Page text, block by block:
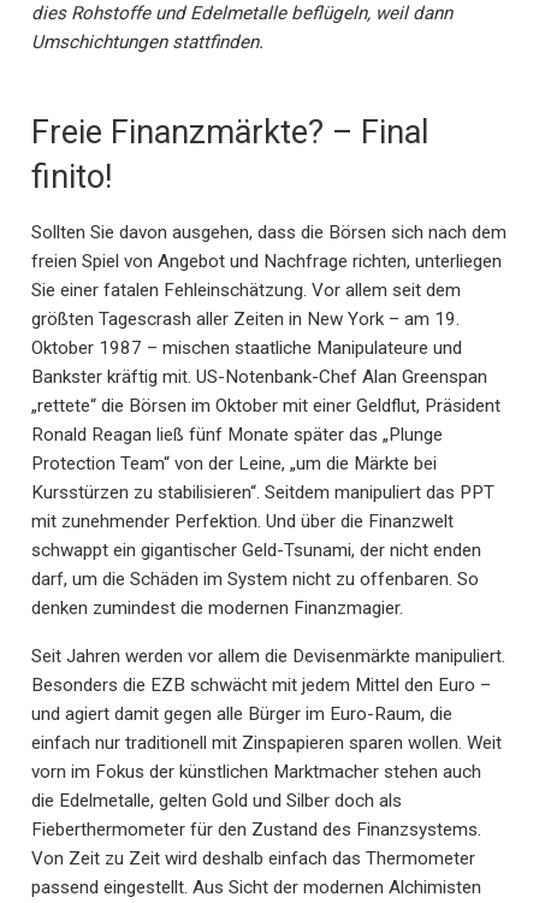
dies Rohstoffe und Edelmetalle beflügeln, weil dann
Umschichtungen stattfinden.
Freie Finanzmärkte? – Final
finito!
Sollten Sie davon ausgehen, dass die Börsen sich nach dem
freien Spiel von Angebot und Nachfrage richten, unterliegen
Sie einer fatalen Fehleinschätzung. Vor allem seit dem
größten Tagescrash aller Zeiten in New York – am 19.
Oktober 1987 – mischen staatliche Manipulateure und
Bankster kräftig mit. US-Notenbank-Chef Alan Greenspan
„rettete“ die Börsen im Oktober mit einer Geldflut, Präsident
Ronald Reagan ließ fünf Monate später das „Plunge
Protection Team“ von der Leine, „um die Märkte bei
Kursstürzen zu stabilisieren“. Seitdem manipuliert das PPT
mit zunehmender Perfektion. Und über die Finanzwelt
schwappt ein gigantischer Geld-Tsunami, der nicht enden
darf, um die Schäden im System nicht zu offenbaren. So
denken zumindest die modernen Finanzmagier.
Seit Jahren werden vor allem die Devisenmärkte manipuliert.
Besonders die EZB schwächt mit jedem Mittel den Euro –
und agiert damit gegen alle Bürger im Euro-Raum, die
einfach nur traditionell mit Zinspapieren sparen wollen. Weit
vorn im Fokus der künstlichen Marktmacher stehen auch
die Edelmetalle, gelten Gold und Silber doch als
Fieberthermometer für den Zustand des Finanzsystems.
Von Zeit zu Zeit wird deshalb einfach das Thermometer
passend eingestellt. Aus Sicht der modernen Alchimisten